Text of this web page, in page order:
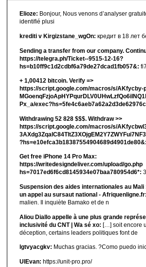
Elioze: Bonjour, Nous venons d’analyser
identifié plusi
krediti v Kirgizstane_wgOn: кредит в 18 лет
Sending a transfer from our company.
https://telegra.ph/Ticket--9515-12-16?
hs=b10ff9c1d2cdbf6a79de27dcad1fb057&:
+ 1,00412 bitсоin. Verify =>
https://script.google.com/macros/s/AKfycby-
Px_a/
Withdrawing 52 828 $$$. Withdrаw >>
https://script.google.com/macros/s/
?hs=e10efca3b18387554904689d4901de80&:
Get free iPhone 14 Pro Max:
https://writedesigndeliver.com/upload/go.php
hs=7017ed6f6cd8145934e07baa780954d6*:
Suspension des aides internationales au Mali
un appel au sursaut national - Afriquenligne.fr:
malien. Il inquiète Bamako et de n
Aliou Diallo appelle à une plus grande
inclusivité du CNT | Wa sé xo: […] soit encore
déception, certains leaders politiques font de
lgtvyacgkv: Muchas gracias. ?Como puedo
UIEvan: https://unit-pro.pro/